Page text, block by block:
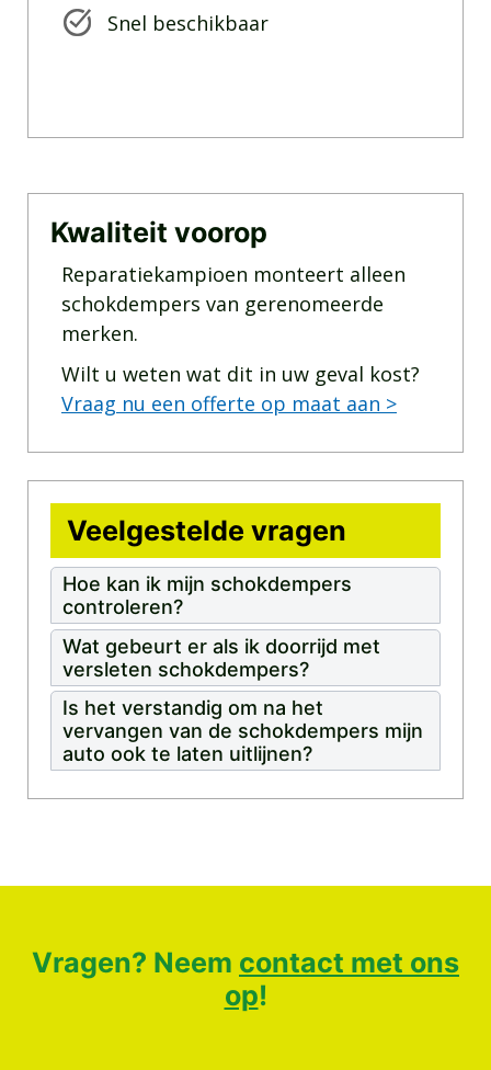
Snel beschikbaar
Kwaliteit voorop
Reparatiekampioen monteert alleen
schokdempers van gerenomeerde
merken.
Wilt u weten wat dit in uw geval kost?
Vraag nu een offerte op maat aan >
Veelgestelde vragen
Hoe kan ik mijn schokdempers
controleren?
Wat gebeurt er als ik doorrijd met
versleten schokdempers?
Is het verstandig om na het
vervangen van de schokdempers mijn
auto ook te laten uitlijnen?
Vragen? Neem contact met ons
op!